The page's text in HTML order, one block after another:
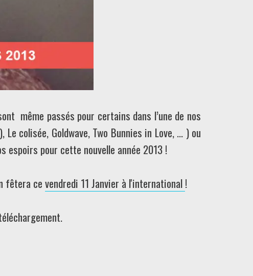
même passés pour certains dans l’une de nos
colisée, Goldwave, Two Bunnies in Love, … ) ou
pour cette nouvelle année 2013 !
fêtera cevendredi 11 Janvier à l'international!